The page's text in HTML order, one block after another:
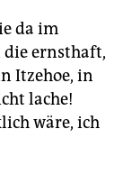
da im
die ernsthaft,
Itzehoe, in
lache!
wäre, ich